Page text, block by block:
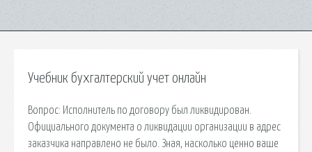
Учебник бухгалтерский учет онлайн
Вопрос: Исполнитель по договору был ликвидирован.
Официального документа о ликвидации организации в адрес
заказчика направлено не было. Зная, насколько ценно ваше